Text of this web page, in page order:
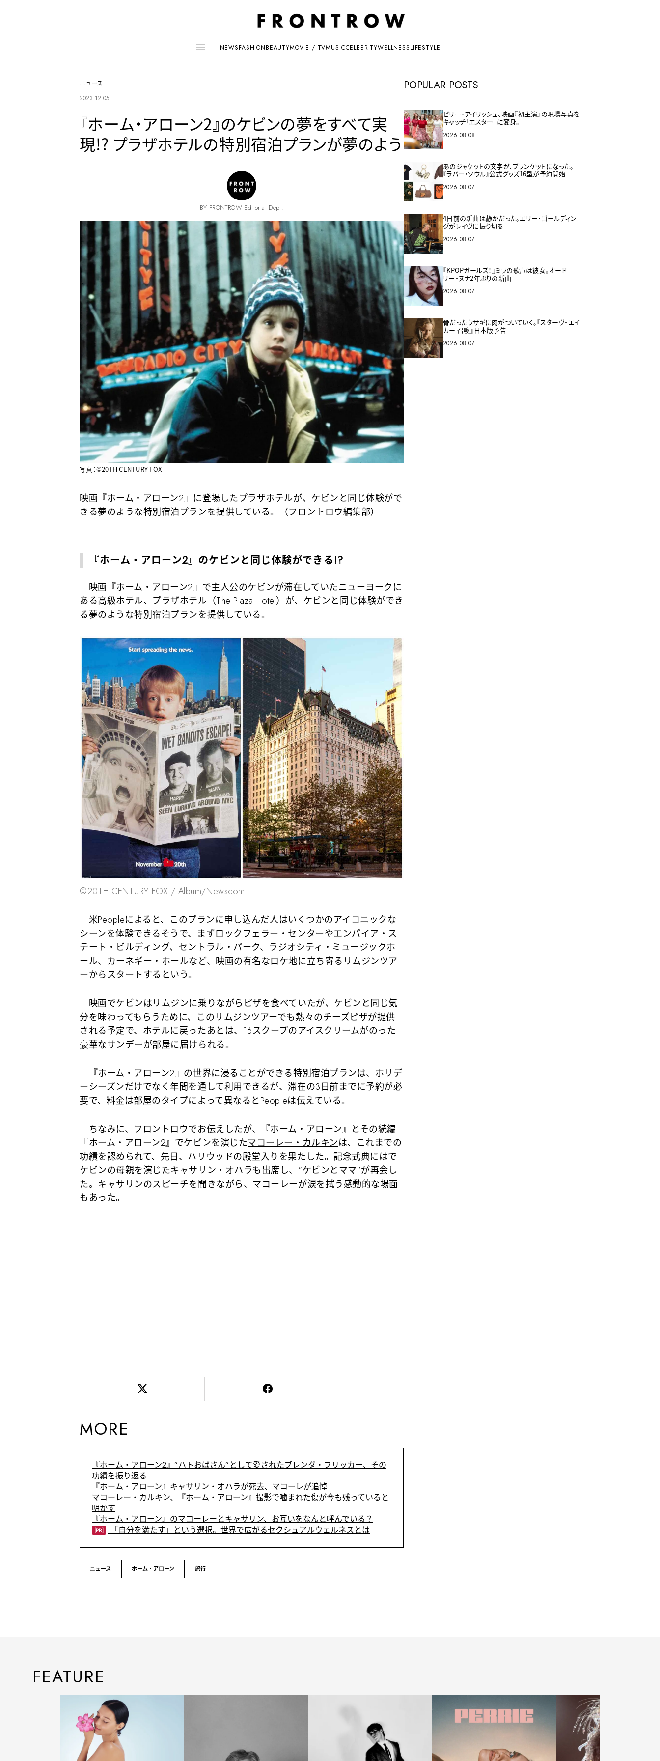
NEWSFASHIONBEAUTYMOVIE / TVMUSICCELEBRITYWELLNESSLIFESTYLE
ニュース
2023.12.05
『ホーム・アローン2』のケビンの夢をすべて実
現!? プラザホテルの特別宿泊プランが夢のよう
BY FRONTROW Editorial Dept.
写真：©︎20TH CENTURY FOX
映画『ホーム・アローン2』に登場したプラザホテルが、ケビンと同じ体験がで
きる夢のような特別宿泊プランを提供している。（フロントロウ編集部）
『ホーム・アローン2』のケビンと同じ体験ができる!?
映画『ホーム・アローン2』で主人公のケビンが滞在していたニューヨークに
ある高級ホテル、プラザホテル（The Plaza Hotel）が、ケビンと同じ体験ができ
る夢のような特別宿泊プランを提供している。
©︎20TH CENTURY FOX / Album/Newscom
米Peopleによると、このプランに申し込んだ人はいくつかのアイコニックな
シーンを体験できるそうで、まずロックフェラー・センターやエンパイア・ス
テート・ビルディング、セントラル・パーク、ラジオシティ・ミュージックホ
ール、カーネギー・ホールなど、映画の有名なロケ地に立ち寄るリムジンツア
ーからスタートするという。
映画でケビンはリムジンに乗りながらピザを食べていたが、ケビンと同じ気
分を味わってもらうために、このリムジンツアーでも熱々のチーズピザが提供
される予定で、ホテルに戻ったあとは、16スクープのアイスクリームがのった
豪華なサンデーが部屋に届けられる。
『ホーム・アローン2』の世界に浸ることができる特別宿泊プランは、ホリデ
ーシーズンだけでなく年間を通して利用できるが、滞在の3日前までに予約が必
要で、料金は部屋のタイプによって異なるとPeopleは伝えている。
ちなみに、フロントロウでお伝えしたが、『ホーム・アローン』とその続編
『ホーム・アローン2』でケビンを演じたマコーレー・カルキンは、これまでの
功績を認められて、先日、ハリウッドの殿堂入りを果たした。記念式典にはで
ケビンの母親を演じたキャサリン・オハラも出席し、 “ケビンとママ”が再会し
た。キャサリンのスピーチを聞きながら、マコーレーが涙を拭う感動的な場面
もあった。
MORE
『ホーム・アローン2』”ハトおばさん”として愛されたブレンダ・フリッカー、その
功績を振り返る
『ホーム・アローン』キャサリン・オハラが死去、マコーレが追悼
マコーレー・カルキン、『ホーム・アローン』撮影で噛まれた傷が今も残っていると
明かす
『ホーム・アローン』のマコーレーとキャサリン、お互いをなんと呼んでいる？
[PR] 「自分を満たす」という選択。世界で広がるセクシュアルウェルネスとは
ニュース ホーム・アローン 旅行
POPULAR POSTS
ビリー・アイリッシュ、映画『初主演』の現場写真を
キャッチ「エスター」に変身。
2026.08.08
あのジャケットの文字が、ブランケットになった。
『ラバー・ソウル』公式グッズ16型が予約開始
2026.08.07
4日前の新曲は静かだった。エリー・ゴールディン
グがレイヴに振り切る
2026.08.07
『KPOPガールズ！』ミラの歌声は彼女。オード
リー・ヌナ2年ぶりの新曲
2026.08.07
骨だったウサギに肉がついていく。『スターヴ・エイ
カー 召喚』日本版予告
2026.08.07
FEATURE